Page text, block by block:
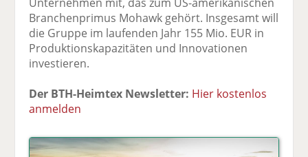
Branchenprimus Mohawk gehört. Insgesamt will
die Gruppe im laufenden Jahr 155 Mio. EUR in
Produktionskapazitäten und Innovationen
investieren.
Der BTH-Heimtex Newsletter: Hier kostenlos
anmelden